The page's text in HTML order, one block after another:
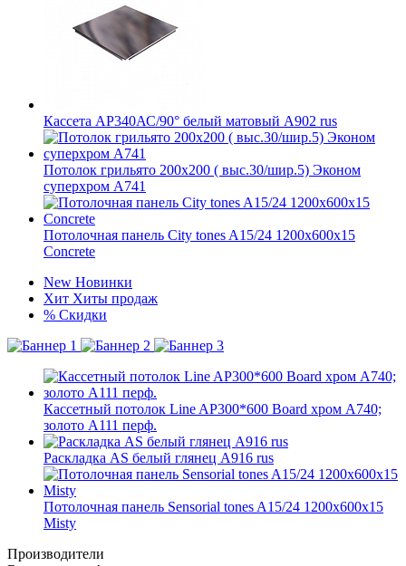
Кассета AP340АС/90° белый матовый А902 rus
Потолок грильято 200х200 ( выс.30/шир.5) Эконом
суперхром А741
Потолочная панель City tones A15/24 1200x600x15
Concrete
New Новинки
Хит Хиты продаж
% Скидки
Кассетный потолок Line AP300*600 Board хром А740;
золото А111 перф.
Раскладка AS белый глянец А916 rus
Потолочная панель Sensorial tones A15/24 1200x600x15
Misty
Производители